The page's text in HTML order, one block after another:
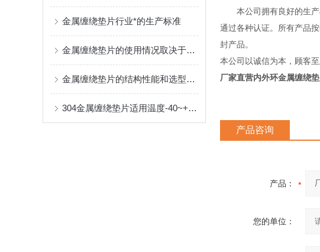
金属缠绕垫片行业*的生产标准
金属缠绕垫片的使用情况取决于哪些因素
金属缠绕垫片的结构性能和选型标准
304金属缠绕垫片适用温度-40~+450℃
本公司拥有良好的生产
通过各种认证。所有产品
封产品。
本公司以诚信为本，顾客
厂家直营内外环金属缠绕
产品咨询
产品：
您的单位：